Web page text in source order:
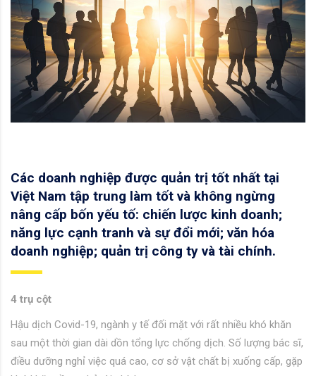
Các doanh nghiệp được quản trị tốt nhất tại
Việt Nam tập trung làm tốt và không ngừng
nâng cấp bốn yếu tố: chiến lược kinh doanh;
năng lực cạnh tranh và sự đổi mới; văn hóa
doanh nghiệp; quản trị công ty và tài chính.
4 trụ cột
Hậu dịch Covid-19, ngành y tế đối mặt với rất nhiều khó khăn
sau một thời gian dài dồn tổng lực chống dịch. Số lượng bác sĩ,
điều dưỡng nghỉ việc quá cao, cơ sở vật chất bị xuống cấp, gặp